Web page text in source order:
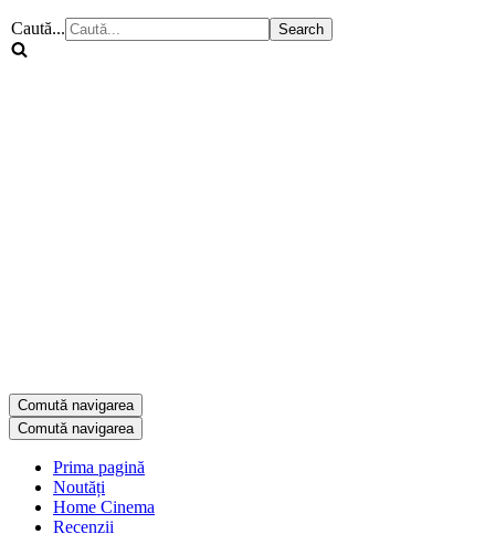
Caută...
Comută navigarea
Comută navigarea
Prima pagină
Noutăți
Home Cinema
Recenzii